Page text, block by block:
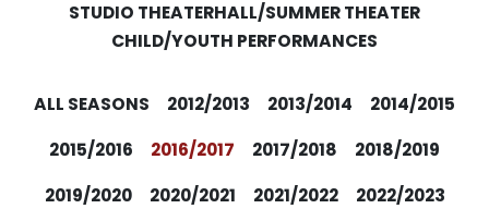
STUDIO THEATERHALL/SUMMER THEATER
CHILD/YOUTH PERFORMANCES
ALL SEASONS 2012/2013 2013/2014
2014/2015
2015/2016
2016/2017 2017/2018
2018/2019
2019/2020
2020/2021 2021/2022
2022/2023